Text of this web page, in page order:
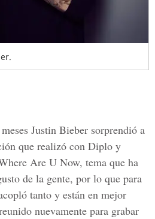
Justin Bieber sorprendió a
que realizó con Diplo y
Are U Now, tema que ha
de la gente, por lo que para
tanto y están en mejor
nuevamente para grabar